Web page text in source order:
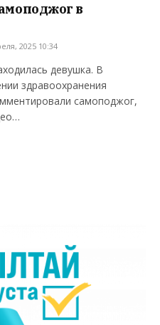
в
2025 10:34
девушка. В
здравоохранения
самоподжог,